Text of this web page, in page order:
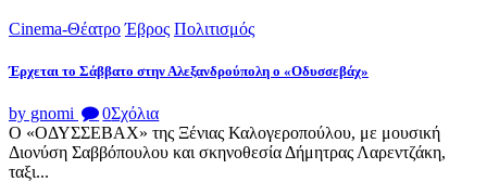
Cinema-Θέατρο Έβρος Πολιτισμός
Έρχεται το Σάββατο στην Αλεξανδρούπολη ο «Οδυσσεβάχ»
by gnomi 0Σχόλια
Ο «ΟΔΥΣΣΕΒΑΧ» της Ξένιας Καλογεροπούλου, με μουσική
Διονύση Σαββόπουλου και σκηνοθεσία Δήμητρας Λαρεντζάκη,
ταξι...